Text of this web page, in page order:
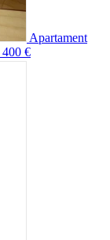
Apartament
400 €